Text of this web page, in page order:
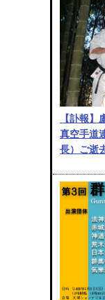
【訃報
真空手道
長）ご逝